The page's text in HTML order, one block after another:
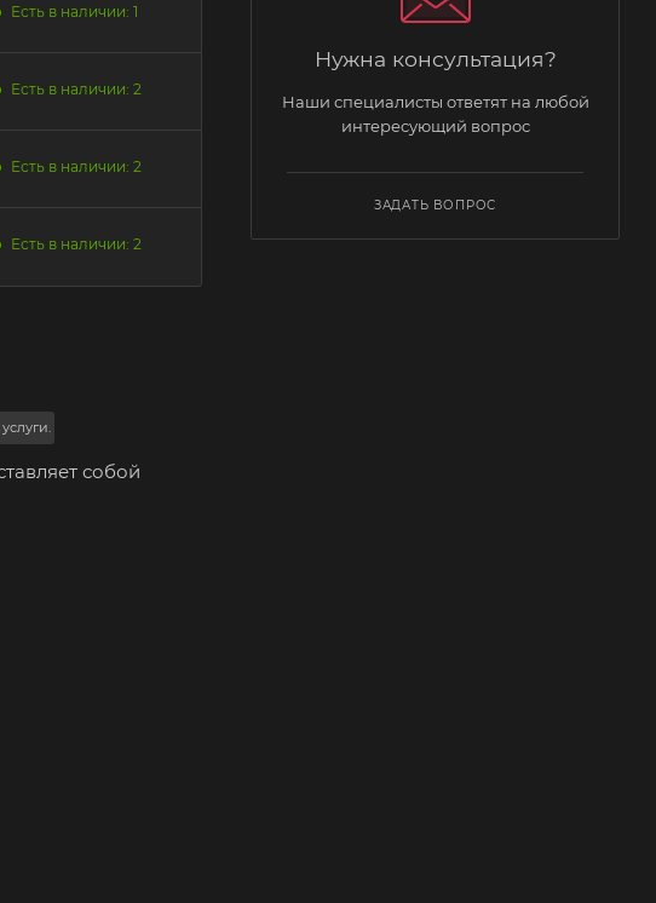
Есть в наличии: 1
Есть в наличии: 2
Есть в наличии: 2
Есть в наличии: 2
собой
Нужна консультация?
Наши специалисты ответят на любой
интересующий вопрос
ЗАДАТЬ ВОПРОС